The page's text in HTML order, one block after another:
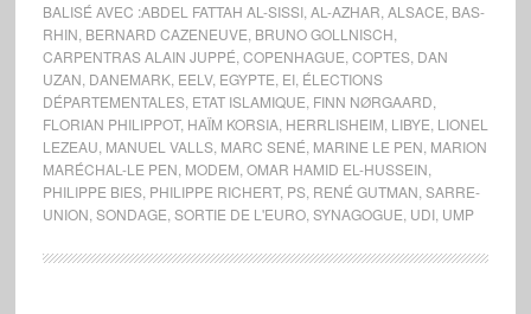
BALISÉ AVEC :ABDEL FATTAH AL-SISSI, AL-AZHAR ALSACE BAS-
RHIN BERNARD CAZENEUVE BRUNO GOLLNISCH
CARPENTRAS ALAIN JUPPÉ COPENHAGUE COPTES, DAN
UZAN DANEMARK, EELV, EGYPTE EI, ÉLECTIONS
DÉPARTEMENTALES, ETAT ISLAMIQUE FINN NØRGAARD
FLORIAN PHILIPPOT, HAÏM KORSIA, HERRLISHEIM LIBYE LIONEL
LEZEAU MANUEL VALLS, MARC SENÉ MARINE LE PEN MARION
MARÉCHAL-LE PEN MODEM OMAR HAMID EL-HUSSEIN
PHILIPPE BIES, PHILIPPE RICHERT, PS, RENÉ GUTMAN SARRE-
UNION SONDAGE SORTIE DE L'EURO, SYNAGOGUE UDI, UMP